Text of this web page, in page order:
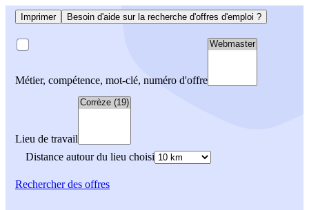
Imprimer Besoin d'aide sur la recherche d'offres d'emploi ?
Métier, compétence, mot-clé, numéro d'offre
Lieu de travail
Distance autour du lieu choisi
Rechercherdes offres